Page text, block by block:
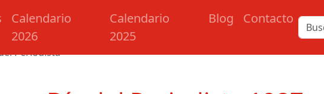
Calendario
2026
Calendario
2025
Blog Contacto
Periodista